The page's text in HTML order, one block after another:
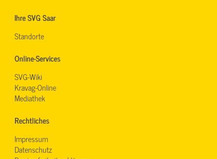
Ihre SVG Saar
Standorte
Online-Services
SVG-Wiki
Kravag-Online
Mediathek
Rechtliches
Impressum
Datenschutz